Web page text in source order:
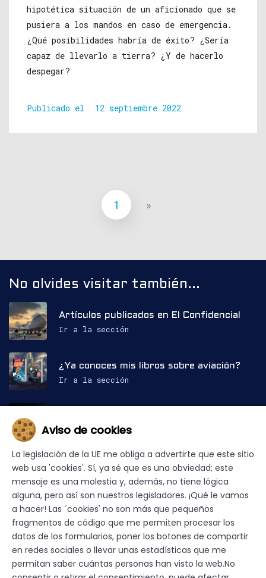
hipotética situación de un aficionado que se
pusiera a los mandos en caso de emergencia.
¿Qué posibilidades habría de éxito? ¿Sería
capaz de llevarlo a tierra? ¿Y de hacerlo
despegar?
Publicado el 12 septiembre 2022
1 »
No olvides visitar también...
Artículos publicados en El Confidencial
Ir a la sección
¿Ya conoces mis libros sobre aviación?
Ir a la sección
Ir a la sección
Web desarrollada y © 2023-2026 Pedro Carvalho —
Todos los derechos reservados.
De conformidad con lo previsto en el artículo 67.3
del Real Decreto - ley 24/2021, de 2 de noviembre,
la reproducción y utilización de las obras y otras
prestaciones disponibles en este portal web mediante
técnicas de minería de textos y datos, u otros
Aviso de cookies
La legislación de la UE me obliga a advertirte que este sitio
web usa 'cookies'. Sí, ya sé que es una obviedad; este
mensaje es una molestia y, además, no tiene lógica
alguna, pero así son nuestros legisladores. ¡Qué le vamos
a hacer! Las ´cookies' no son más que pequeños
fragmentos de código que me permiten procesar los
datos de los formularios, poner los botones de compartir
en redes sociales o llevar unas estadísticas que me
permitan saber cuántas personas han visto la web.No